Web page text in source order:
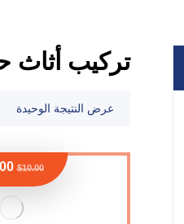
تركيب أثاث
عرض النتيجة الوحيدة
$10.00